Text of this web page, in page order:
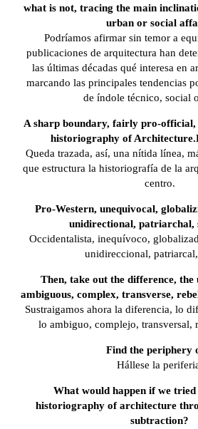
what is not, tracing the main
urban or social
Podríamos afirmar sin temor a
publicaciones de arquitectura han
las últimas décadas qué interesa en
marcando las principales tendencias
de índole técnico, social
A sharp boundary, fairly pro-official,
historiography of
Queda trazada, así, una nítida línea,
que estructura la historiografía de la
centro.
Pro-Western, unequivocal,
unidirectional, patriarchal,
Occidentalista, inequívoco,
unidireccional,
Then, take out the difference, the
ambiguous, complex, transverse,
Sustraigamos ahora la diferencia, lo
lo ambiguo, complejo, transversal,
Find the periphery
Hállese la
What would happen if we
historiography of architecture
subtraction?